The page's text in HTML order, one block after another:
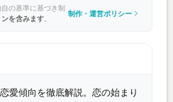
の基準に基づき制
を含みます。
制作・運営ポリシー
愛傾向を徹底解説。恋の始まり